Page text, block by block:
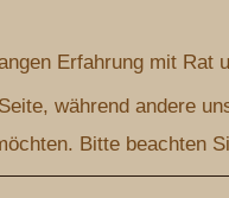
Erfahrung mit Rat
während andere
Bitte beachten